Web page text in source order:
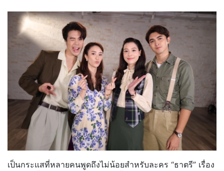
เป็นกระแสที่หลายคนพูดถึงไม่น้อยสำหรับละคร “ธาตรี” เรื่อง